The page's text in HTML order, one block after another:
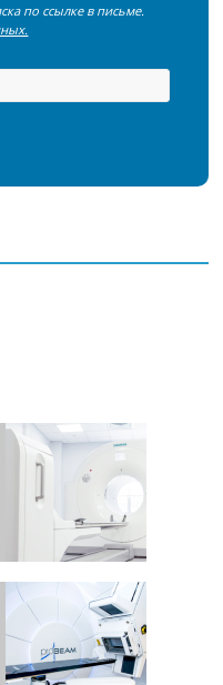
по ссылке в письме.